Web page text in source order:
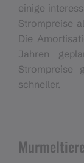
einige
Strompreise
Die
Jahren
Strompreise
schneller.